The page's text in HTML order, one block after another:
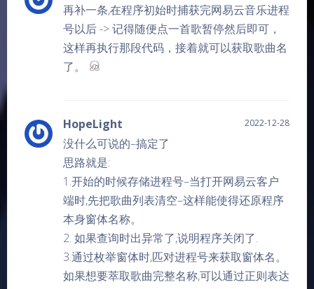
再补一条,在程序初始时捕获完网易云音乐进程
号以后 -> 记得随便点一首歌暂停然后即可，
这样再执行那段代码，接着就可以获取歌曲名
了。
HopeLight 2022-12-28
没什么可说的–搞定了
思路就是:
1.开始的时候存储进程号–当打开网易云客户
端时,先把歌曲列表清空–这样能使得还原程序
本身窗体名称。
2. 如果查询时出异常了,说明程序关闭了.
3.通过枚举窗体时,匹对进程号来获取窗体名。
如果想要萃取歌曲完整名称,可以通过正则表达